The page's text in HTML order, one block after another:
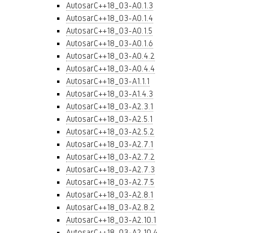
AutosarC++18_03-A0.1.3
AutosarC++18_03-A0.1.4
AutosarC++18_03-A0.1.5
AutosarC++18_03-A0.1.6
AutosarC++18_03-A0.4.2
AutosarC++18_03-A0.4.4
AutosarC++18_03-A1.1.1
AutosarC++18_03-A1.4.3
AutosarC++18_03-A2.3.1
AutosarC++18_03-A2.5.1
AutosarC++18_03-A2.5.2
AutosarC++18_03-A2.7.1
AutosarC++18_03-A2.7.2
AutosarC++18_03-A2.7.3
AutosarC++18_03-A2.7.5
AutosarC++18_03-A2.8.1
AutosarC++18_03-A2.8.2
AutosarC++18_03-A2.10.1